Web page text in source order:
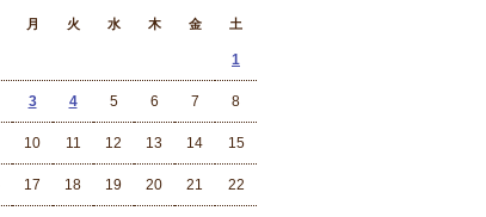
月 火 水 木 金 土
1
3 4 5 6 7 8
10 11 12 13 14 15
17 18 19 20 21 22